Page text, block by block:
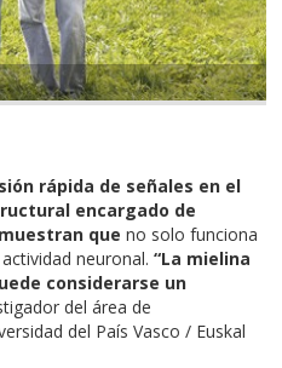
rápida de señales en el
encargado de
que no solo funciona
neuronal. “La mielina
considerarse un
del área de
del País Vasco / Euskal